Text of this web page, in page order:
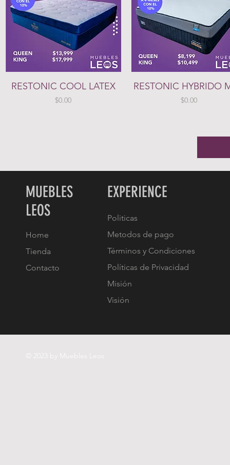
Vista rápida
RESTONIC COOL LATEX
Precio
$0.00
Vista rápida
RESTONIC HYBRIDO
Precio
$0.00
MUEBLES
LEOS
Home
Tienda
Contacto
EXPERIENCE
Politicas
Metodos de pago
Términos y Condiciones
Políticas de Privacidad
Misión
Visión
© 2023 by Muebles Leos